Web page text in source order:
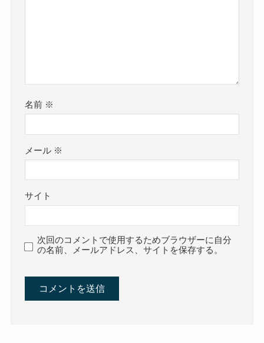
名前 ※
メール ※
サイト
次回のコメントで使用するためブラウザーに自分
の名前、メールアドレス、サイトを保存する。